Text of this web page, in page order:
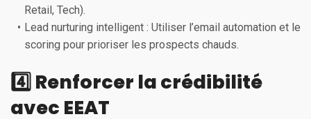
Retail, Tech).
Lead nurturing intelligent : Utiliser l’email automation et le
scoring pour prioriser les prospects chauds.
4️⃣ Renforcer la crédibilité
avec EEAT